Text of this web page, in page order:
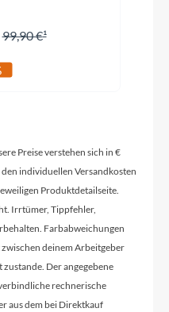
170mm (XS,S),
(XL)
99,90 €
Preise verstehen sich in €
individuellen Versandkosten
Produktdetailseite.
Irrtümer, Tippfehler,
Farbabweichungen
deinem Arbeitgeber
Der angegebene
rechnerische
aus dem bei Direktkauf